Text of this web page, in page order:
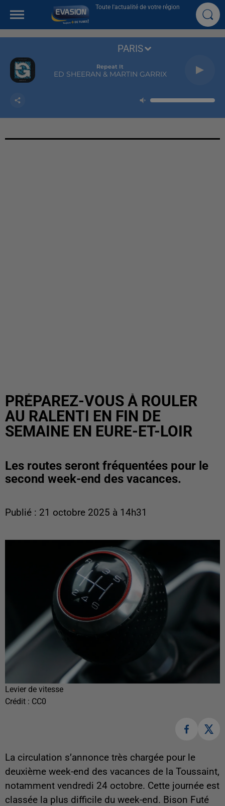
Toute l'actualité de votre région
Repeat It
ED SHEERAN & MARTIN GARRIX
PARIS
PRÉPAREZ-VOUS À ROULER
AU RALENTI EN FIN DE
SEMAINE EN EURE-ET-LOIR
Les routes seront fréquentées pour le
second week-end des vacances.
Publié : 21 octobre 2025 à 14h31
Levier de vitesse
Crédit : CC0
La circulation s’annonce très chargée pour le
deuxième week-end des vacances de la Toussaint,
notamment vendredi 24 octobre. Cette journée est
classée la plus difficile du week-end. Bison Futé